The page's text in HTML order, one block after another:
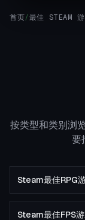
首页/最佳 STEAM
按类型和类别浏
要
Steam最佳RPG
Steam最佳FPS